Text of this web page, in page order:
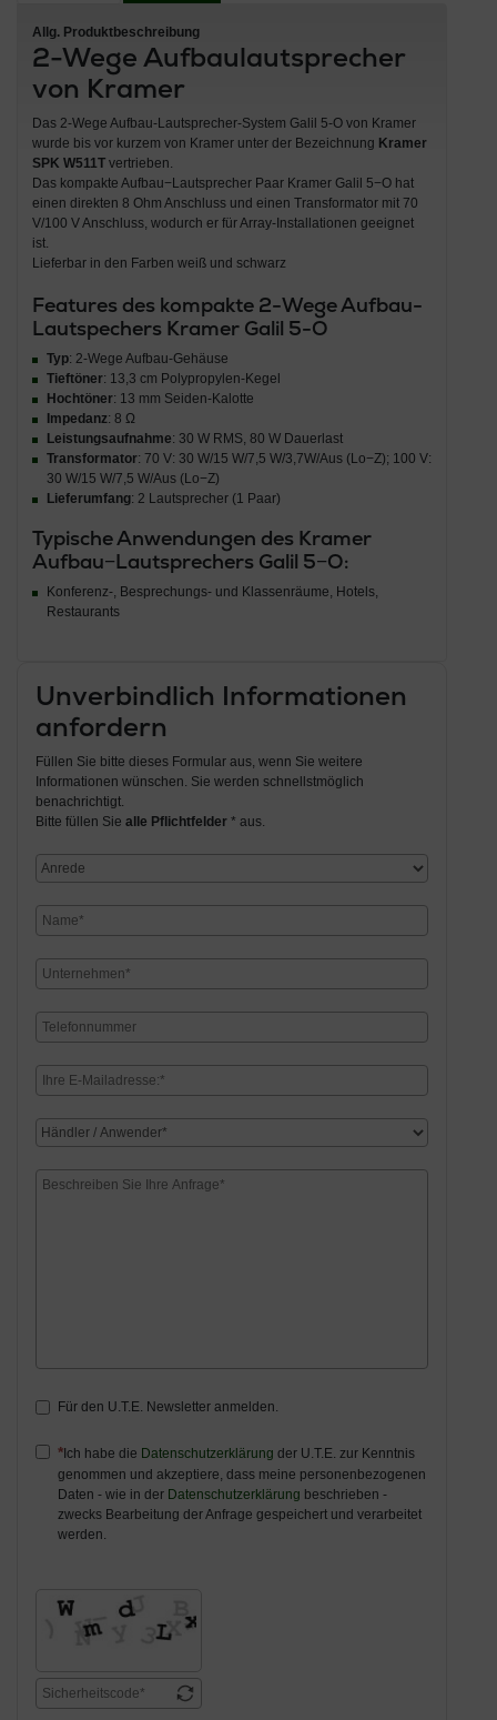
Allg. Produktbeschreibung
2-Wege Aufbaulautsprecher
von Kramer
Das 2-Wege Aufbau-Lautsprecher-System Galil 5-O von Kramer
wurde bis vor kurzem von Kramer unter der Bezeichnung Kramer
SPK W511Tvertrieben.
Das kompakte Aufbau−Lautsprecher Paar Kramer Galil 5−O hat
einen direkten 8 Ohm Anschluss und einen Transformator mit 70
V/100 V Anschluss, wodurch er für Array-Installationen geeignet
ist.
Lieferbar in den Farben weiß und schwarz
Features des kompakte 2-Wege Aufbau-
Lautspechers Kramer Galil 5-O
Typ: 2-Wege Aufbau-Gehäuse
Tieftöner: 13,3 cm Polypropylen-Kegel
Hochtöner: 13 mm Seiden-Kalotte
Impedanz: 8 Ω
Leistungsaufnahme: 30 W RMS, 80 W Dauerlast
Transformator: 70 V: 30 W/15 W/7,5 W/3,7W/Aus (Lo−Z); 100 V:
30 W/15 W/7,5 W/Aus (Lo−Z)
Lieferumfang: 2 Lautsprecher (1 Paar)
Typische Anwendungen des Kramer
Aufbau−Lautsprechers Galil 5−O:
Konferenz-, Besprechungs- und Klassenräume, Hotels,
Restaurants
Unverbindlich Informationen
anfordern
Füllen Sie bitte dieses Formular aus, wenn Sie weitere
Informationen wünschen. Sie werden schnellstmöglich
benachrichtigt.
Bitte füllen Sie alle Pflichtfelder * aus.
Für den U.T.E. Newsletter anmelden.
Ich habe die Datenschutzerklärung der U.T.E. zur Kenntnis
genommen und akzeptiere, dass meine personenbezogenen
Daten - wie in der Datenschutzerklärung beschrieben -
zwecks Bearbeitung der Anfrage gespeichert und verarbeitet
werden.